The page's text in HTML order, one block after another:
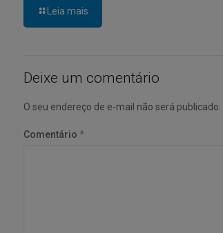
Leia mais
Deixe um comentário
O seu endereço de e-mail não será publicado.
Comentário *